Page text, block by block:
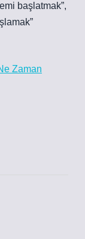
başlatmak”,
Zaman